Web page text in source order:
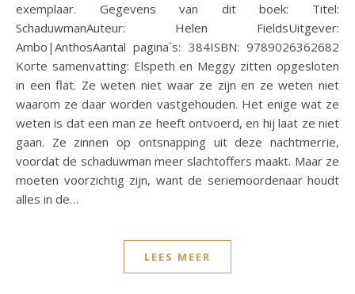
exemplaar. Gegevens van dit boek: Titel:
SchaduwmanAuteur: Helen FieldsUitgever:
Ambo|AnthosAantal pagina´s: 384ISBN: 9789026362682
Korte samenvatting: Elspeth en Meggy zitten opgesloten
in een flat. Ze weten niet waar ze zijn en ze weten niet
waarom ze daar worden vastgehouden. Het enige wat ze
weten is dat een man ze heeft ontvoerd, en hij laat ze niet
gaan. Ze zinnen op ontsnapping uit deze nachtmerrie,
voordat de schaduwman meer slachtoffers maakt. Maar ze
moeten voorzichtig zijn, want de seriemoordenaar houdt
alles in de…
LEES MEER